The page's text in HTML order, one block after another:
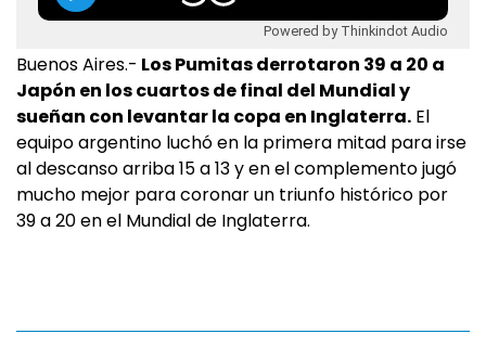
Powered by Thinkindot Audio
Buenos Aires.- Los Pumitas derrotaron 39 a 20 a
Japón en los cuartos de final del Mundial y
sueñan con levantar la copa en Inglaterra. El
equipo argentino luchó en la primera mitad para irse
al descanso arriba 15 a 13 y en el complemento jugó
mucho mejor para coronar un triunfo histórico por
39 a 20 en el Mundial de Inglaterra.